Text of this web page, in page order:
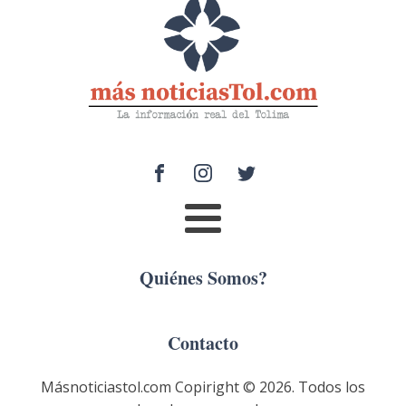
Quiénes Somos?
Contacto
Másnoticiastol.com Copiright © 2026. Todos los